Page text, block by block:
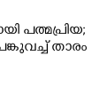
പത്മപ്രിയ;
താരം